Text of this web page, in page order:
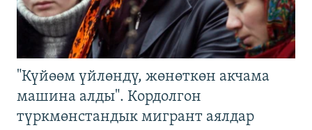
"Күйөөм үйлөндү, жөнөткөн акчама
машина алды". Кордолгон
түркмөнстандык мигрант аялдар